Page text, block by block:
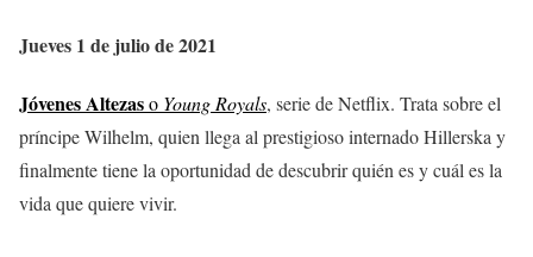
Jueves 1 de julio de 2021
Jóvenes Altezaso Young Royals, serie de Netflix. Trata sobre el
príncipe Wilhelm, quien llega al prestigioso internado Hillerska y
finalmente tiene la oportunidad de descubrir quién es y cuál es la
vida que quiere vivir.